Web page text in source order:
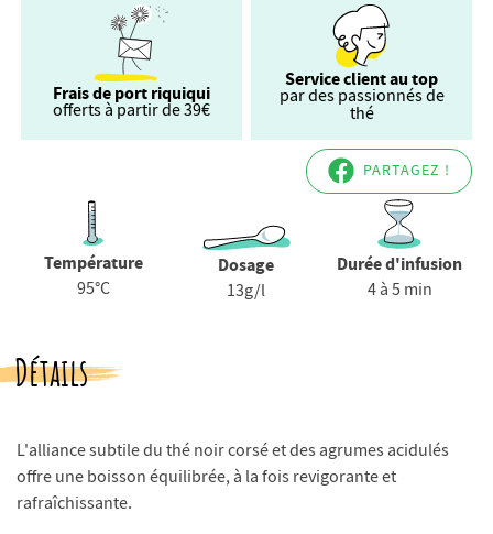
Frais de port riquiqui
offerts à partir de 39€
Service client au top
par des passionnés de
thé
PARTAGEZ !
Température
95°C
Dosage
13g/l
Durée d'infusion
4 à 5 min
Détails
L'alliance subtile du thé noir corsé et des agrumes acidulés
offre une boisson équilibrée, à la fois revigorante et
rafraîchissante.